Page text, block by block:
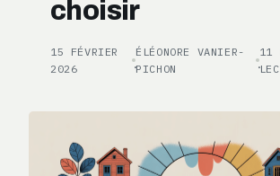
choisir
15 FÉVRIER
2026
·
ÉLÉONORE VANIER-
PICHON
·
11